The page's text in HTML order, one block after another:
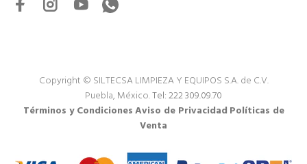
Copyright © SILTECSA LIMPIEZA Y EQUIPOS S.A. de C.V.
Puebla, México.Tel: 222 309.09.70
Términos y CondicionesAviso de Privacidad Políticas de
Venta